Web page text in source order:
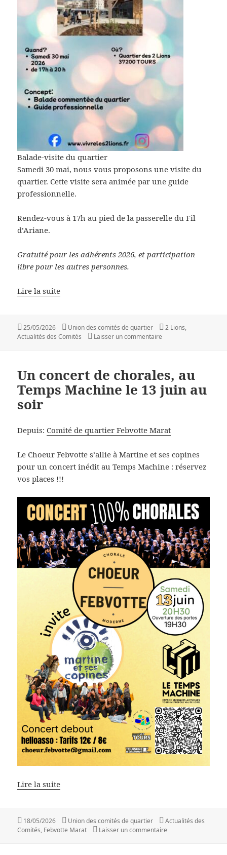
Balade-visite du quartier
Samedi 30 mai, nous vous proposons une visite du
quartier. Cette visite sera animée par une guide
professionnelle.
Rendez-vous à 17h au pied de la passerelle du Fil
d’Ariane.
Gratuité pour les adhérents 2026, et participation
libre pour les autres personnes.
Lire la suite
Publié
le
25/05/2026 Auteur
Union des comités de quartier Catégories
2 Lions,
Actualités des Comités
Laisser un commentaire
Un concert de chorales, au
Temps Machine le 13 juin au
soir
Depuis: Comité de quartier Febvotte Marat
Le Choeur Febvotte s’allie à Martine et ses copines
pour un concert inédit au Temps Machine : réservez
vos places !!!
Lire la suite
Publié
le
18/05/2026 Auteur
Union des comités de quartier Catégories
Actualités des
Comités, Febvotte Marat Laisser un commentaire